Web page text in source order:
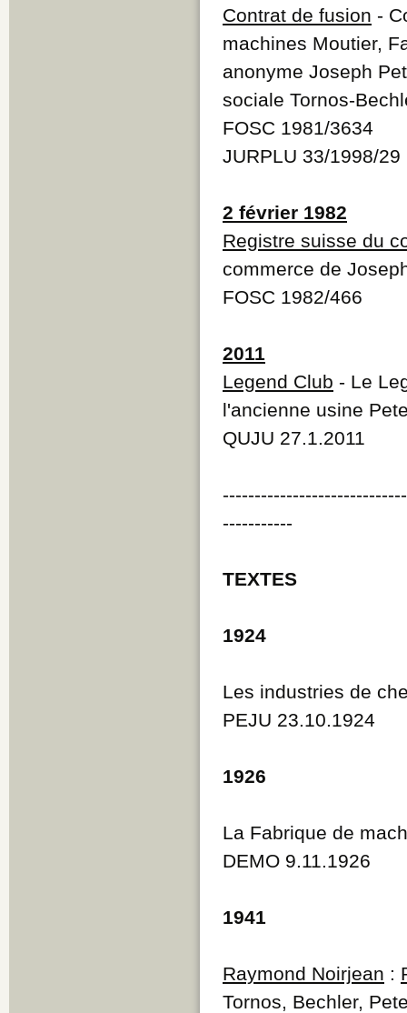
Contrat de fusion -
machines Moutier,
anonyme Joseph
sociale Tornos-
FOSC 1981/3634
JURPLU 33/1998/29
2 février 1982
Registre suisse du
commerce de
FOSC 1982/466
2011
Legend Club - Le
l'ancienne usine
QUJU 27.1.2011
-----------
TEXTES
1924
Les industries de
PEJU 23.10.1924
1926
La Fabrique de
DEMO 9.11.1926
1941
Raymond Noirjean :
Tornos, Bechler,